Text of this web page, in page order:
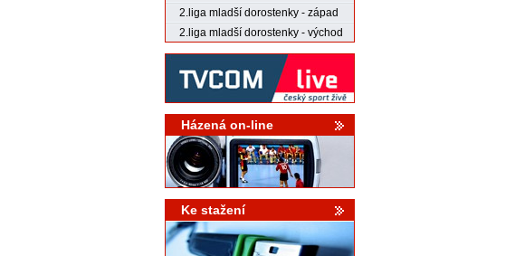
2.liga mladší dorostenky - západ
2.liga mladší dorostenky - východ
Házená on-line
Ke stažení